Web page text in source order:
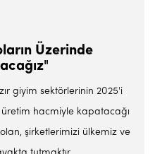
Üzerinde
giyim sektörlerinin 2025'i
hacmiyle kapatacağı
şirketlerimizi ülkemiz ve